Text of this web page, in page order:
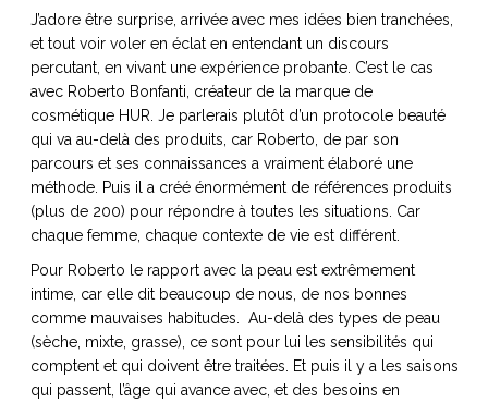
Burano, la palette
de tous les
superlatifs
J’adore être surprise, arrivée avec mes idées bien tranchées,
et tout voir voler en éclat en entendant un discours
percutant, en vivant une expérience probante. C’est le cas
avec Roberto Bonfanti, créateur de la marque de
cosmétique HUR. Je parlerais plutôt d’un protocole beauté
qui va au-delà des produits, car Roberto, de par son
parcours et ses connaissances a vraiment élaboré une
méthode. Puis il a créé énormément de références produits
(plus de 200) pour répondre à toutes les situations. Car
chaque femme, chaque contexte de vie est différent.
Pour Roberto le rapport avec la peau est extrêmement
intime, car elle dit beaucoup de nous, de nos bonnes
comme mauvaises habitudes. Au-delà des types de peau
(sèche, mixte, grasse), ce sont pour lui les sensibilités qui
comptent et qui doivent être traitées. Et puis il y a les saisons
qui passent, l’âge qui avance avec, et des besoins en